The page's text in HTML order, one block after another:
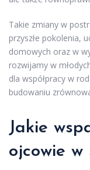
Takie zmiany w
przyszłe pokolenia,
domowych oraz w
rozwijamy w
dla współpracy w
budowaniu
Jakie
ojcowie w